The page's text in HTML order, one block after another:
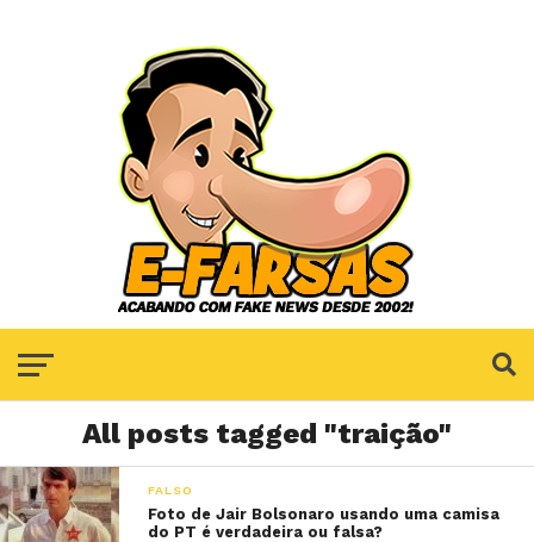
All posts tagged "traição"
FALSO
Foto de Jair Bolsonaro usando uma camisa
do PT é verdadeira ou falsa?